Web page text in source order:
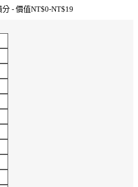
分 - 價值NT$0-NT$19